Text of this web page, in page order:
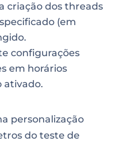
criação dos threads
(em
configurações
em horários
ativado.
personalização
do teste de